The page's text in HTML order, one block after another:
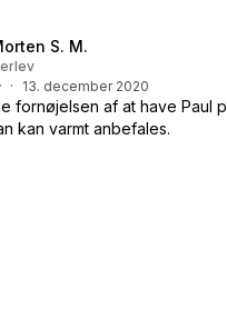
S. M.
·
13. december 2020
fornøjelsen af at have Paul
kan varmt anbefales.